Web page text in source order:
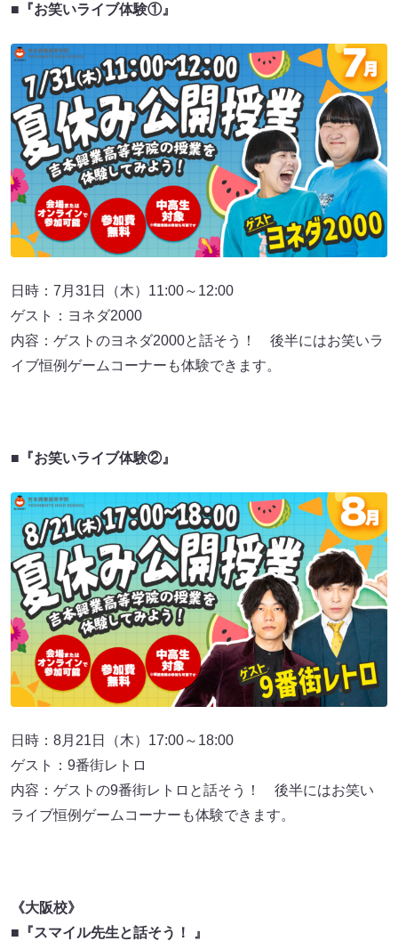
■ 『お笑いライブ体験①』
日時：7月31日（木）11:00～12:00
ゲスト：ヨネダ2000
内容：ゲストのヨネダ2000と話そう！ 後半にはお笑いラ
イブ恒例ゲームコーナーも体験できます。
■『お笑いライブ体験②』
日時：8月21日（木）17:00～18:00
ゲスト：9番街レトロ
内容：ゲストの9番街レトロと話そう！ 後半にはお笑い
ライブ恒例ゲームコーナーも体験できます。
《大阪校》
■『スマイル先生と話そう！ 』